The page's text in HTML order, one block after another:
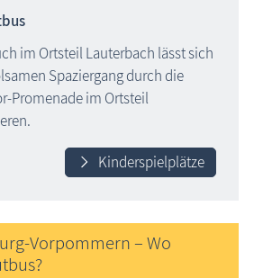
im Ortsteil Lauterbach lässt sich
Spaziergang durch die
Promenade im Ortsteil
Kinderspielplätze
Vorpommern – Wo